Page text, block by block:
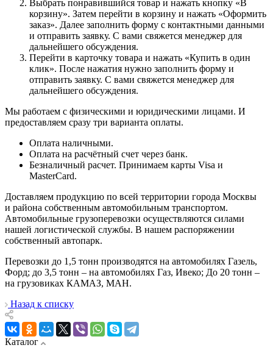
Выбрать понравившийся товар и нажать кнопку «В
корзину». Затем перейти в корзину и нажать «Оформить
заказ». Далее заполнить форму с контактными данными
и отправить заявку. С вами свяжется менеджер для
дальнейшего обсуждения.
Перейти в карточку товара и нажать «Купить в один
клик». После нажатия нужно заполнить форму и
отправить заявку. С вами свяжется менеджер для
дальнейшего обсуждения.
Мы работаем с физическими и юридическими лицами. И
предоставляем сразу три варианта оплаты.
Оплата наличными.
Оплата на расчётный счет через банк.
Безналичный расчет. Принимаем карты Visa и
MasterCard.
Доставляем продукцию по всей территории города Москвы
и района собственным автомобильным транспортом.
Автомобильные грузоперевозки осуществляются силами
нашей логистической службы. В нашем распоряжении
собственный автопарк.
Перевозки до 1,5 тонн производятся на автомобилях Газель,
Форд; до 3,5 тонн – на автомобилях Газ, Ивеко; До 20 тонн –
на грузовиках КАМАЗ, МАН.
Назад к списку
Каталог